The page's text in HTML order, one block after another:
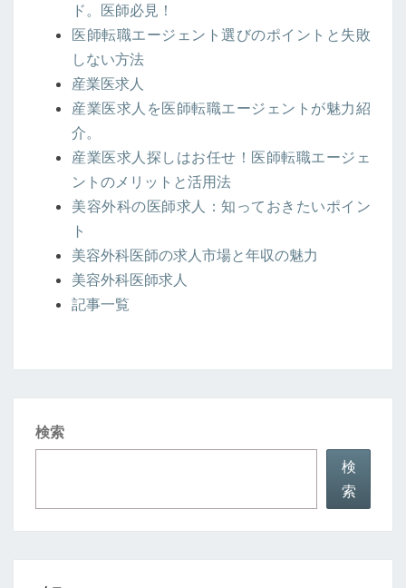
ド。医師必見！
医師転職エージェント選びのポイントと失敗
しない方法
産業医求人
産業医求人を医師転職エージェントが魅力紹
介。
産業医求人探しはお任せ！医師転職エージェ
ントのメリットと活用法
美容外科の医師求人：知っておきたいポイン
ト
美容外科医師の求人市場と年収の魅力
美容外科医師求人
記事一覧
検索
検
索